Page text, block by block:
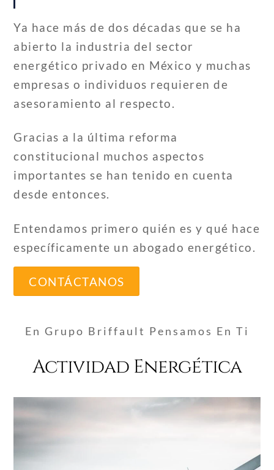
Ya hace más de dos décadas que se ha
abierto la industria del sector
energético privado en México y muchas
empresas o individuos requieren de
asesoramiento al respecto.
Gracias a la última reforma
constitucional muchos aspectos
importantes se han tenido en cuenta
desde entonces.
Entendamos primero quién es y qué hace
específicamente un abogado energético.
CONTÁCTANOS
En Grupo Briffault Pensamos En Ti
Actividad Energética